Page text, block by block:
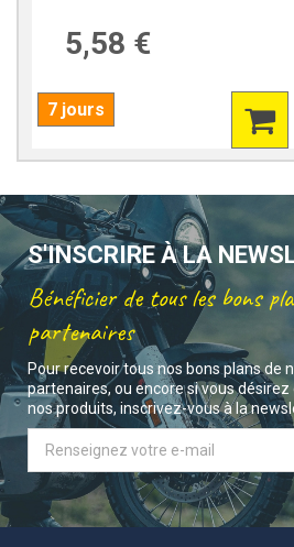
5,58 €
7 jours
S'INSCRIRE À LA
Bénéficier de tous les bons
partenaires
Pour recevoir tous nos bons plans de
partenaires, ou encore si vous
nos produits, inscrivez-vous à la